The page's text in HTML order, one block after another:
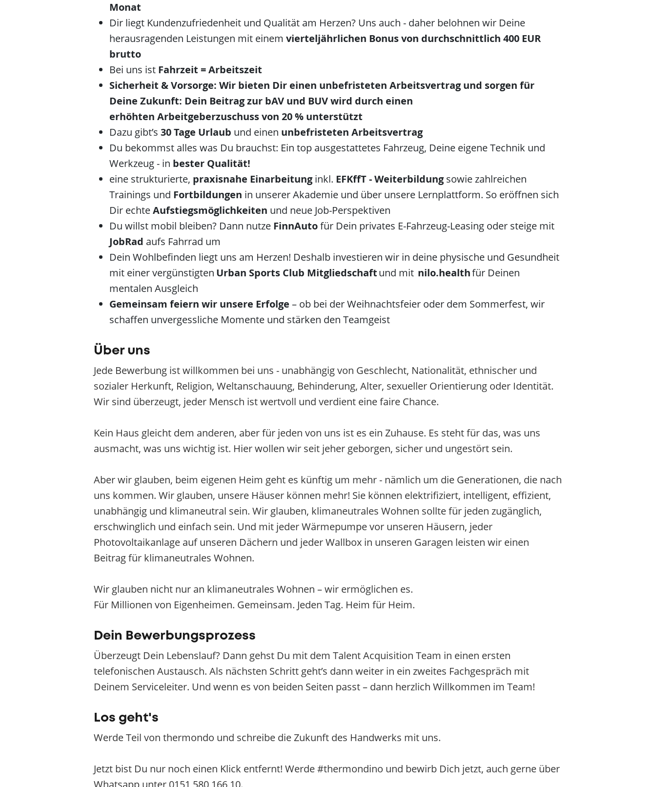
Monat
Dir liegt Kundenzufriedenheit und Qualität am Herzen? Uns auch - daher belohnen wir Deine
herausragenden Leistungen mit einem vierteljährlichen Bonus von durchschnittlich 400 EUR
brutto
Bei uns ist Fahrzeit = Arbeitszeit
Sicherheit & Vorsorge: Wir bieten Dir einen unbefristeten Arbeitsvertrag und sorgen für
Deine Zukunft: Dein Beitrag zur bAV und BUVwird durch einen
erhöhten Arbeitgeberzuschuss von 20 % unterstützt
Dazu gibt’s 30 Tage Urlaub und einen unbefristeten Arbeitsvertrag
Du bekommst alles was Du brauchst: Ein top ausgestattetes Fahrzeug, Deine eigene Technik und
Werkzeug - in bester Qualität!
eine strukturierte, praxisnahe Einarbeitung inkl. EFKffT - Weiterbildung sowie zahlreichen
Trainings und Fortbildungen in unserer Akademie und über unsere Lernplattform. So eröffnen sich
Dir echteAufstiegsmöglichkeiten und neue Job-Perspektiven
Du willst mobil bleiben? Dann nutze FinnAutofür Dein privates E-Fahrzeug-Leasing oder steige mit
JobRad aufs Fahrrad um
Dein Wohlbefinden liegt uns am Herzen! Deshalb investieren wir in deine physische und Gesundheit
mit einer vergünstigten Urban Sports Club Mitgliedschaftund mit nilo.healthfür Deinen
mentalen Ausgleich
Gemeinsam feiern wir unsere Erfolge – ob bei der Weihnachtsfeier oder dem Sommerfest, wir
schaffen unvergessliche Momente und stärken den Teamgeist
Über uns
Jede Bewerbung ist willkommen bei uns - unabhängig von Geschlecht, Nationalität, ethnischer und
sozialer Herkunft, Religion, Weltanschauung, Behinderung, Alter, sexueller Orientierung oder Identität.
Wir sind überzeugt, jeder Mensch ist wertvoll und verdient eine faire Chance.
Kein Haus gleicht dem anderen, aber für jeden von uns ist es ein Zuhause. Es steht für das, was uns
ausmacht, was uns wichtig ist. Hier wollen wir seit jeher geborgen, sicher und ungestört sein.
Aber wir glauben, beim eigenen Heim geht es künftig um mehr - nämlich um die Generationen, die nach
uns kommen. Wir glauben, unsere Häuser können mehr! Sie können elektrifiziert, intelligent, effizient,
unabhängig und klimaneutral sein. Wir glauben, klimaneutrales Wohnen sollte für jeden zugänglich,
erschwinglich und einfach sein. Und mit jeder Wärmepumpe vor unseren Häusern, jeder
Photovoltaikanlage auf unseren Dächern und jeder Wallbox in unseren Garagen leisten wir einen
Beitrag für klimaneutrales Wohnen.
Wir glauben nicht nur an klimaneutrales Wohnen – wir ermöglichen es.
Für Millionen von Eigenheimen. Gemeinsam. Jeden Tag. Heim für Heim.
Dein Bewerbungsprozess
Überzeugt Dein Lebenslauf? Dann gehst Du mit dem Talent Acquisition Team in einen ersten
telefonischen Austausch. Als nächsten Schritt geht’s dann weiter in ein zweites Fachgespräch mit
Deinem Serviceleiter. Und wenn es von beiden Seiten passt – dann herzlich Willkommen im Team!
Los geht's
Werde Teil von thermondo und schreibe die Zukunft des Handwerks mit uns.
Jetzt bist Du nur noch einen Klick entfernt! Werde #thermondino und bewirb Dich jetzt, auch gerne über
Whatsapp unter 0151 580 166 10.